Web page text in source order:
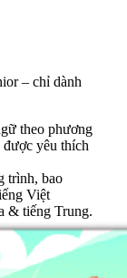
– chỉ dành
theo phương
được yêu thích
trình, bao
Việt
& tiếng Trung.